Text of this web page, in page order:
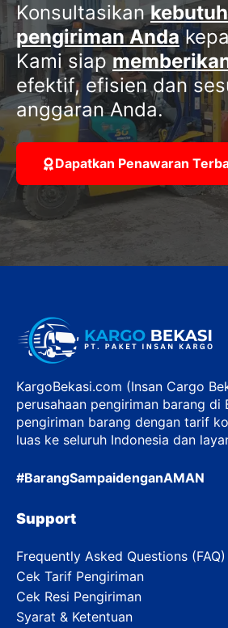
Konsultasikan
pengiriman Anda
Kami siap
efektif, efisien dan
anggaran Anda.
Dapatkan Penawaran
KargoBekasi.com (Insan Cargo
perusahaan pengiriman barang di
pengiriman barang dengan tarif
luas ke seluruh Indonesia dan
#BarangSampaidenganAMAN
Support
Frequently Asked Questions (FAQ)
Cek Tarif Pengiriman
Cek Resi Pengiriman
Syarat & Ketentuan